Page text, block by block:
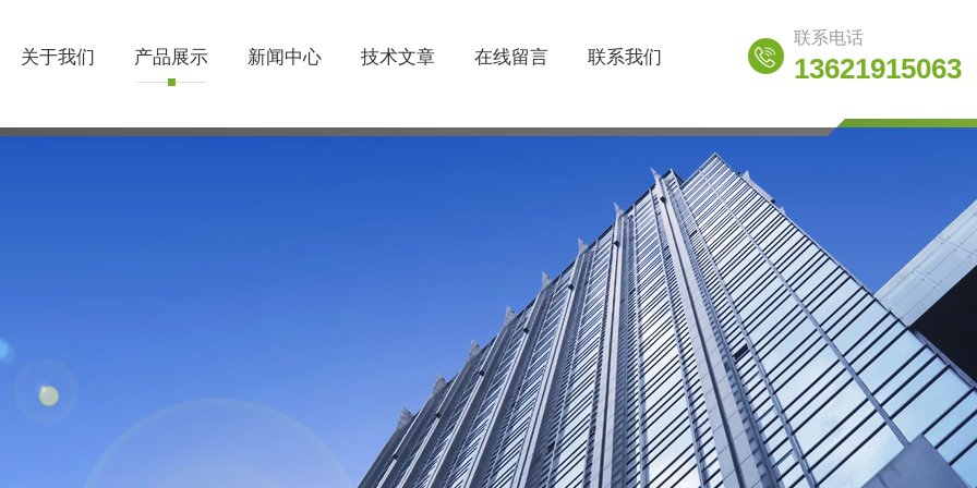
关于我们 产品展示 新闻中心 技术文章 在线留言 联系我们
联系电话
13621915063